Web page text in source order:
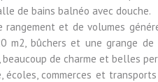
de bains balnéo avec douche.
rangement et de volumes
m2, bûchers et une grange
de charme et belles
écoles, commerces et